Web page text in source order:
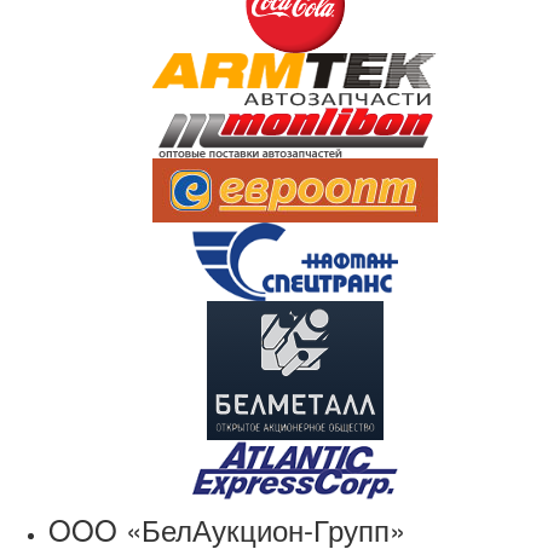
OOO «БелАукцион-Групп»